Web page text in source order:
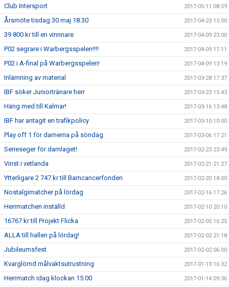
Club Intersport 2017-05-11 08:59
Årsmöte tisdag 30 maj 18.30 2017-04-23 15:00
39 800 kr till en vinnnare 2017-04-09 23:00
P02 segrare i Warbergsspelen!!!! 2017-04-09 17:11
P02 i A-final på Warbergsspelen! 2017-04-09 13:19
Inlämning av material 2017-03-28 17:37
IBF söker Juniortränare herr 2017-03-23 15:43
Häng med till Kalmar! 2017-03-16 13:48
IBF har antagit en trafikpolicy 2017-03-10 10:00
Play off 1 för damerna på söndag 2017-03-06 17:21
Serieseger för damlaget! 2017-02-23 23:49
Vinst i vetlanda 2017-02-21 21:27
Ytterligare 2 747 kr till Barncancerfonden 2017-02-20 18:00
Nostalgimatcher på lördag 2017-02-16 17:26
Herrmatchen inställd 2017-02-10 20:10
16767 kr till Projekt Flicka 2017-02-05 16:25
ALLA till hallen på lördag! 2017-02-02 21:18
Jubileumsfest 2017-02-02 06:00
Kvarglömd målvaktsutrustning 2017-01-19 16:32
Herrmatch idag klockan 15:00 2017-01-14 09:36